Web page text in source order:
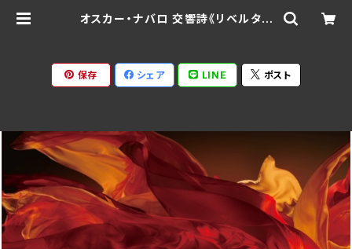
オスカー・ナバロ 交響詩《リベルタド
保存 シェア LINE ポスト